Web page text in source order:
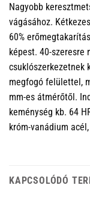
Nagyobb
vágásához.
60%
képest. 40-
csuklószerkezetnek
megfogó felülettel,
mm-es átmérőtől.
keménység kb. 64
króm-vanádium
KAPCSOLÓDÓ